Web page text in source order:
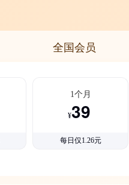
全国会员
1个月
¥39
每日仅1.26元